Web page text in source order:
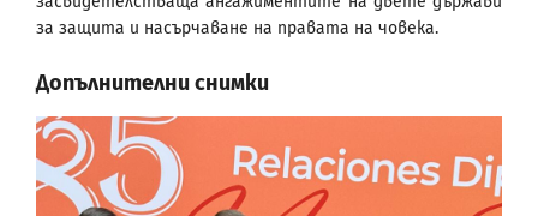
за защита и насърчаване на правата на човека.
Допълнителни снимки